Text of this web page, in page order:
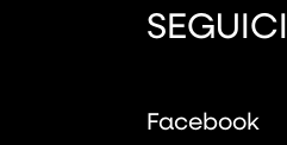
SEGUICI
Facebook